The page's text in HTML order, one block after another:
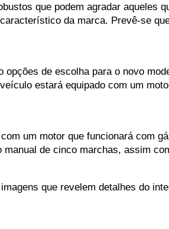
que podem agradar
da marca. Prevê-se
de escolha para o novo
estará equipado com um
um motor que funcionará com
de cinco marchas, assim
que revelem detalhes do